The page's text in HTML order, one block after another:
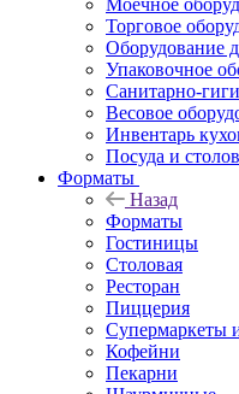
Моечное
Торговое
Оборудование
Упаковочное
Санитарно-
Весовое
Инвентарь
Посуда и
Форматы
Назад
Форматы
Гостиницы
Столовая
Ресторан
Пиццерия
Супермаркеты
Кофейни
Пекарни